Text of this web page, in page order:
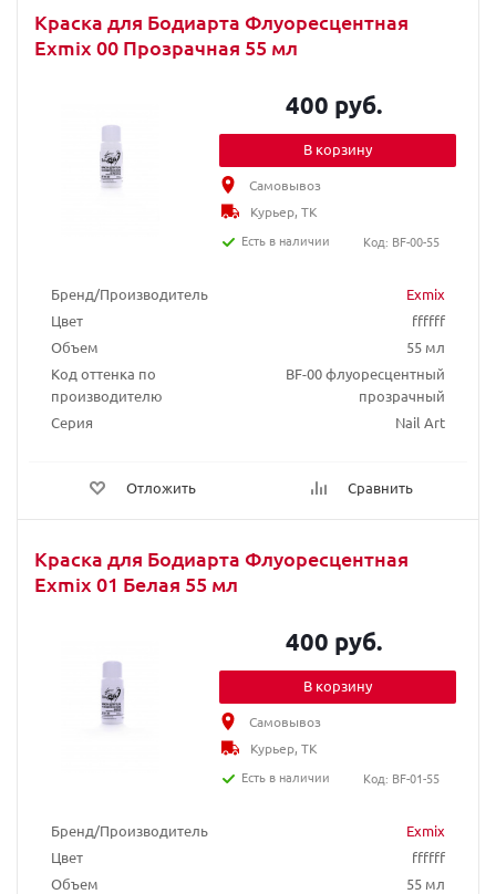
Краска для Бодиарта Флуоресцентная
Exmix 00 Прозрачная 55 мл
Бренд/Производитель
Exmix
Цвет
ffffff
Объем
55 мл
Код оттенка по
производителю
BF-00 флуоресцентный
прозрачный
Серия
Nail Art
Отложить Сравнить
400 руб.
В корзину
Самовывоз
Курьер, ТК
Есть в наличии
Код: BF-00-55
Краска для Бодиарта Флуоресцентная
Exmix 01 Белая 55 мл
Бренд/Производитель
Exmix
Цвет
ffffff
Объем
55 мл
400 руб.
В корзину
Самовывоз
Курьер, ТК
Есть в наличии
Код: BF-01-55